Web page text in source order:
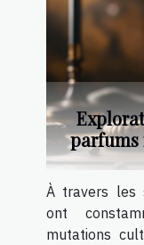
parfums
À travers les
ont
mutations